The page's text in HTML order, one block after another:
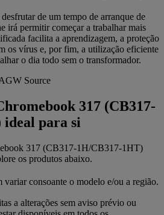
de um tempo de arranque de
irá permitir começar a trabalhar mais
facilita a aprendizagem, a proteção
os vírus e, por fim, a utilização eficiente
o dia todo sem o transformador.
317 (CB317-
ideal para si
317 (CB317-1H/CB317-1HT)
os produtos abaixo.
variar consoante o modelo e/ou a região.
a alterações sem aviso prévio ou